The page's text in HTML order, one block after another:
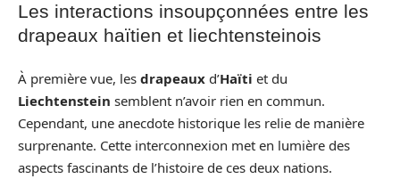
Les interactions insoupçonnées entre les
drapeaux haïtien et liechtensteinois
À première vue, les drapeaux d’Haïti et du
Liechtenstein semblent n’avoir rien en commun.
Cependant, une anecdote historique les relie de manière
surprenante. Cette interconnexion met en lumière des
aspects fascinants de l’histoire de ces deux nations.